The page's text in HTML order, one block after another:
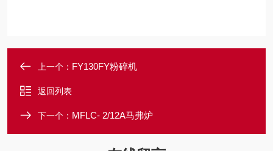
上一个： FY130FY粉碎机
返回列表
下一个： MFLC- 2/12A马弗炉